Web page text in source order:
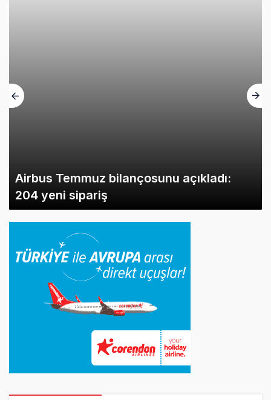
Airbus Temmuz bilançosunu açıkladı:
204 yeni sipariş